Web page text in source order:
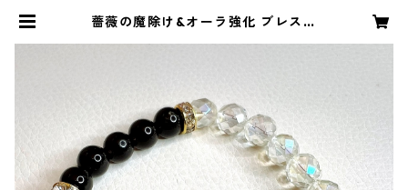
薔薇の魔除け&オーラ強化 ブレスレ